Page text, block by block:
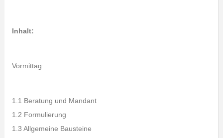
Inhalt:
Vormittag:
1.1 Beratung und Mandant
1.2 Formulierung
1.3 Allgemeine Bausteine